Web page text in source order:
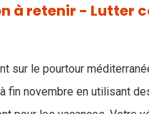
à retenir - Lutter
sur le pourtour
fin novembre en utilisant